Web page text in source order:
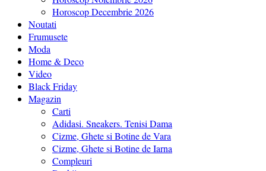
Horoscop Decembrie 2026
Noutati
Frumusete
Moda
Home & Deco
Video
Black Friday
Magazin
Carti
Adidasi. Sneakers. Tenisi Dama
Cizme, Ghete si Botine de Vara
Cizme, Ghete si Botine de Iarna
Compleuri